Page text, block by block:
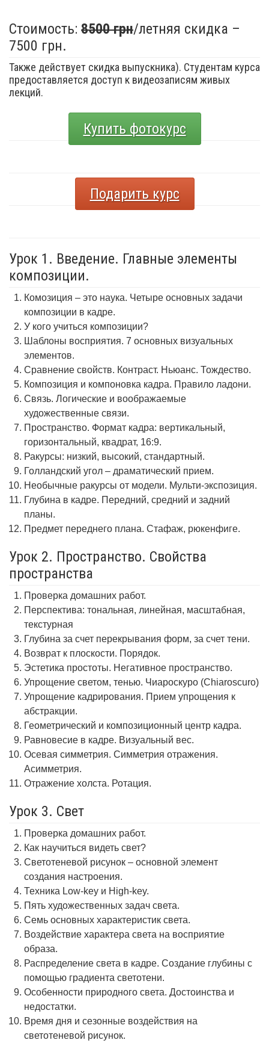
Стоимость: 8500 грн/летняя скидка –
7500 грн.
Также действует скидка выпускника). Студентам курса
предоставляется доступ к видеозаписям живых
лекций.
Купить фотокурс
Подарить курс
Урок 1. Введение. Главные элементы
композиции.
Комозиция – это наука. Четыре основных задачи
композиции в кадре.
У кого учиться композиции?
Шаблоны восприятия. 7 основных визуальных
элементов.
Сравнение свойств. Контраст. Ньюанс. Тождество.
Композиция и компоновка кадра. Правило ладони.
Связь. Логические и воображаемые
художественные связи.
Пространство. Формат кадра: вертикальный,
горизонтальный, квадрат, 16:9.
Ракурсы: низкий, высокий, стандартный.
Голландский угол – драматический прием.
Необычные ракурсы от модели. Мульти-экспозиция.
Глубина в кадре. Передний, средний и задний
планы.
Предмет переднего плана. Стафаж, рюкенфиге.
Урок 2. Пространство. Свойства
пространства
Проверка домашних работ.
Перспектива: тональная, линейная, масштабная,
текстурная
Глубина за счет перекрывания форм, за счет тени.
Возврат к плоскости. Порядок.
Эстетика простоты. Негативное пространство.
Упрощение светом, тенью. Чиароскуро (Chiaroscuro)
Упрощение кадрирования. Прием упрощения к
абстракции.
Геометрический и композиционный центр кадра.
Равновесие в кадре. Визуальный вес.
Осевая симметрия. Симметрия отражения.
Асимметрия.
Отражение холста. Ротация.
Урок 3. Свет
Проверка домашних работ.
Как научиться видеть свет?
Светотеневой рисунок – основной элемент
создания настроения.
Техника Low-key и High-key.
Пять художественных задач света.
Семь основных характеристик света.
Воздействие характера света на восприятие
образа.
Распределение света в кадре. Создание глубины с
помощью градиента светотени.
Особенности природного света. Достоинства и
недостатки.
Время дня и сезонные воздействия на
светотеневой рисунок.